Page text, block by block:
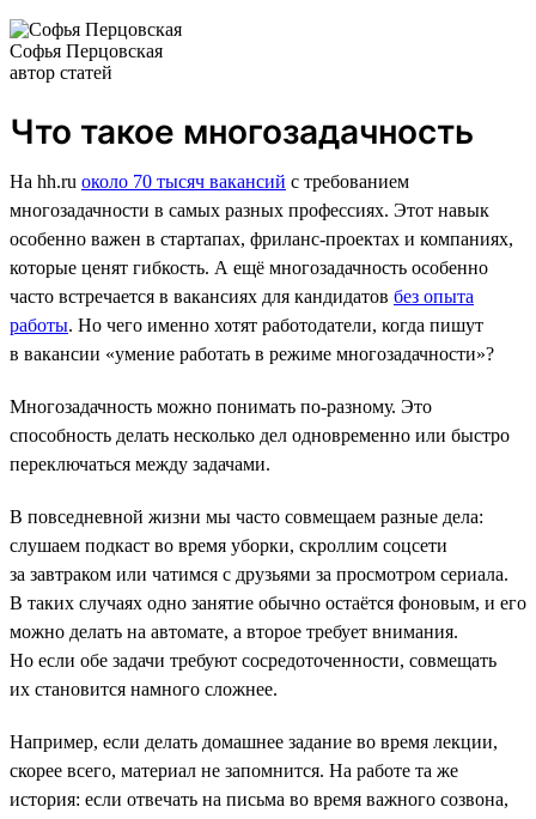
Софья Перцовская
автор статей
Что такое многозадачность
На hh.ru около 70 тысяч вакансий с требованием
многозадачности в самых разных профессиях. Этот навык
особенно важен в стартапах, фриланс-проектах и компаниях,
которые ценят гибкость. А ещё многозадачность особенно
часто встречается в вакансиях для кандидатов без опыта
работы. Но чего именно хотят работодатели, когда пишут
в вакансии «умение работать в режиме многозадачности»?
Многозадачность можно понимать по-разному. Это
способность делать несколько дел одновременно или быстро
переключаться между задачами.
В повседневной жизни мы часто совмещаем разные дела:
слушаем подкаст во время уборки, скроллим соцсети
за завтраком или чатимся с друзьями за просмотром сериала.
В таких случаях одно занятие обычно остаётся фоновым, и его
можно делать на автомате, а второе требует внимания.
Но если обе задачи требуют сосредоточенности, совмещать
их становится намного сложнее.
Например, если делать домашнее задание во время лекции,
скорее всего, материал не запомнится. На работе та же
история: если отвечать на письма во время важного созвона,